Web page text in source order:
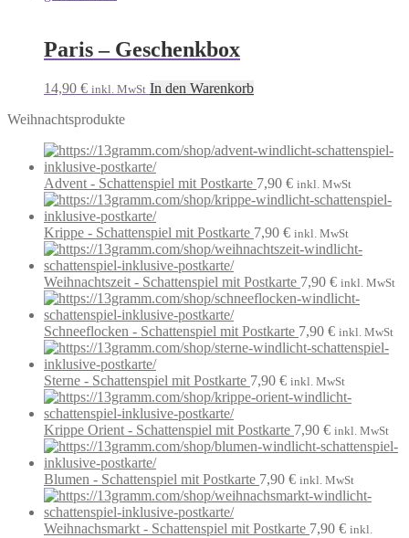
Paris – Geschenkbox
14,90 € inkl. MwSt In den Warenkorb
Weihnachtsprodukte
Advent - Schattenspiel mit Postkarte 7,90 € inkl. MwSt
Krippe - Schattenspiel mit Postkarte 7,90 € inkl. MwSt
Weihnachtszeit - Schattenspiel mit Postkarte 7,90 € inkl. MwSt
Schneeflocken - Schattenspiel mit Postkarte 7,90 € inkl. MwSt
Sterne - Schattenspiel mit Postkarte 7,90 € inkl. MwSt
Krippe Orient - Schattenspiel mit Postkarte 7,90 € inkl. MwSt
Blumen - Schattenspiel mit Postkarte 7,90 € inkl. MwSt
Weihnachsmarkt - Schattenspiel mit Postkarte 7,90 € inkl.